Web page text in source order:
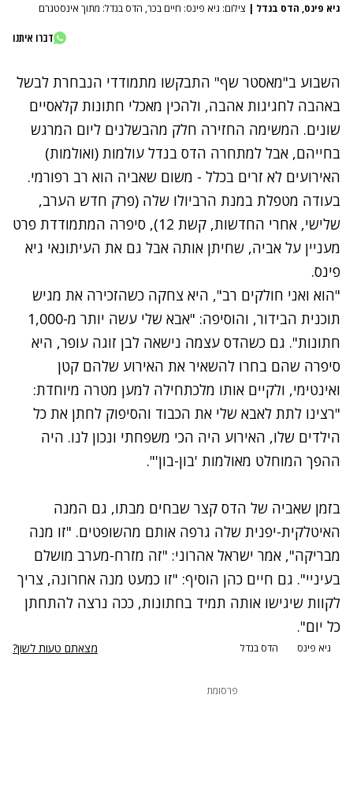
גיא פינס, הדס בנדל | צילום: גיא פינס: חיים בכר, הדס בנדל: מתוך אינסטגרם
דברו איתנו
השבוע ב"מאסטר שף" התבקשו מתמודדי הנבחרת לבשל
באהבה לחגיגות אהבה, ולהכין מאכלי חתונות קלאסיים
שונים. המשימה החזירה חלק מהבשלנים ליום המרגש
בחייהם, אבל למתחרה הדס בנדל עולמות (ואולמות)
האירועים לא זרים בכלל - משום שאביה הוא רב רפורמי.
בעודה מטפלת במנת הרביולו שלה (פרק חדש הערב,
שלישי, אחרי החדשות, קשת 12), סיפרה המתמודדת פרט
מעניין על אביה, שחיתן אותה אבל גם את העיתונאי גיא
פינס.
"הוא ואני חולקים רב", היא צחקה כשהזכירה את מגיש
תוכנית הבידור, והוסיפה: "אבא שלי עשה יותר מ-1,000
חתונות". גם כשהדס עצמה נישאה לבן זוגה עופר, היא
סיפרה שהם בחרו להשאיר את האירוע שלהם קטן
ואינטימי, ולקיים אותו מלכתחילה למען מטרה מיוחדת:
"רצינו לתת לאבא שלי את הכבוד והסיפוק לחתן את כל
הילדים שלו, האירוע היה הכי משפחתי ונכון לנו. היה
ההפך המוחלט מאולמות 'בון-בון'".
נתקלנו בבעיה
נסה שוב
בזמן שאביה של הדס קצר שבחים מבתו, גם המנה
האיטלקית-יפנית שלה גרפה אותם מהשופטים. "זו מנה
מבריקה", אמר ישראל אהרוני: "זה מזרח-מערב מושלם
בעיניי". גם חיים כהן הוסיף: "זו כמעט מנה אחרונה, צריך
לקוות שיגישו אותה תמיד בחתונות, ככה נרצה להתחתן
כל יום".
גיא פינס הדס בנדל מצאתם טעות לשון?
פרסומת